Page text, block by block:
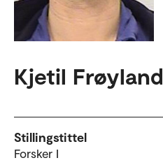
Kjetil Frøyland
Stillingstittel
Forsker I